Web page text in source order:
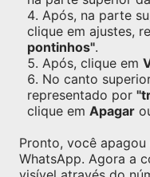
Após, na parte
clique em ajustes,
pontinhos".
Após, clique em
No canto
representado por
clique em Apagar
Pronto, você
WhatsApp. Agora a